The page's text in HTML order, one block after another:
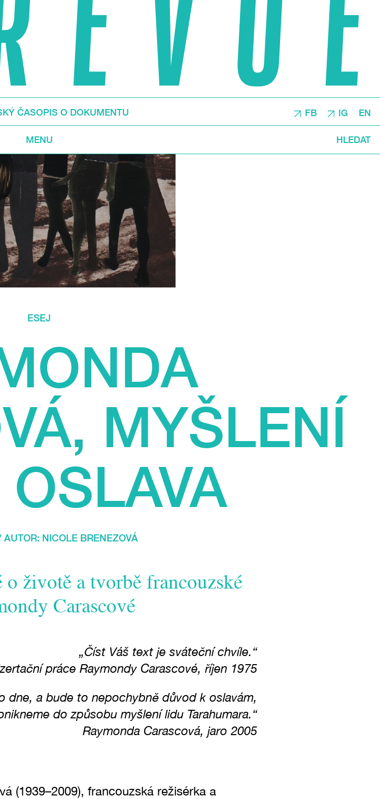
ČASOPIS O DOKUMENTU FB IG EN
MENU HLEDAT
ESEJ
MYŠLENÍ
AUTOR: NICOLE BRENEZOVÁ
životě a tvorbě francouzské
Carascové
„Číst Váš text je sváteční chvíle.“
práce Raymondy Carascové, říjen 1975
dne, a bude to nepochybně důvod k oslavám,
do způsobu myšlení lidu Tarahumara.“
Raymonda Carascová, jaro 2005
(1939–2009), francouzská režisérka a